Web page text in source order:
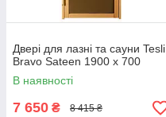
Двері для лазні та сауни Tesli
Bravo Sateen 1900 х 700
В наявності
7 650 ₴ 8 415 ₴